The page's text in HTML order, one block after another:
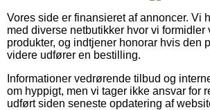
Vores side er finansieret af annoncer. Vi
med diverse netbutikker hvor vi formidler
produkter, og indtjener honorar hvis den
videre udfører en bestilling.
Informationer vedrørende tilbud og
om hyppigt, men vi tager ikke ansvar for
udført siden seneste opdatering af